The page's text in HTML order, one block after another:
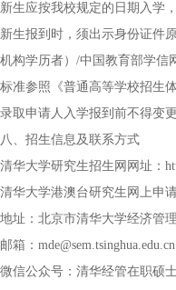
新生应按我校规定的日期入学
新生报到时，须出示身份证件
机构学历者）/中国教育部学信
标准参照《普通高等学校招生
录取申请人入学报到前不得变
八、招生信息及联系方式
清华大学研究生招生网网址：
清华大学港澳台研究生网上申
地址：北京市清华大学经济管
邮箱：mde@sem.tsinghua.edu.cn
微信公众号：清华经管在职硕